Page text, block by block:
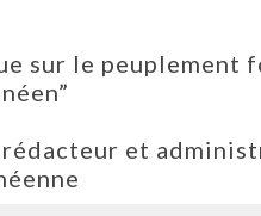
sur le peuplement
rédacteur et